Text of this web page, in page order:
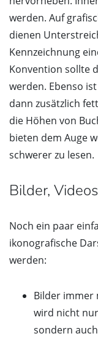
werden. Auf
dienen
Kennzeichnung
Konvention sollte
werden. Ebenso
dann zusätzlich
die Höhen von
bieten dem Auge
schwerer zu lesen.
Bilder,
Noch ein paar
ikonografische
werden:
Bilder immer
wird nicht
sondern